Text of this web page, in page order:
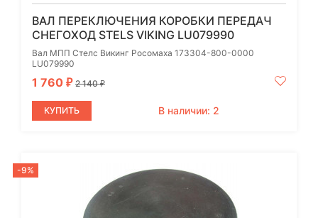
ВАЛ ПЕРЕКЛЮЧЕНИЯ КОРОБКИ ПЕРЕДАЧ
СНЕГОХОД STELS VIKING LU079990
Вал МПП Стелс Викинг Росомаха 173304-800-0000
LU079990
1 760 ₽ 2 140₽
КУПИТЬ В наличии: 2
-9%